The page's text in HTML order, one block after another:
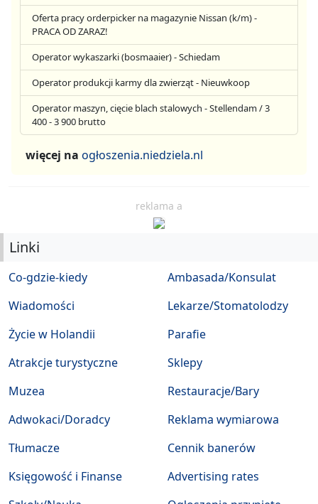
Oferta pracy orderpicker na magazynie Nissan (k/m) -
PRACA OD ZARAZ!
Operator wykaszarki (bosmaaier) - Schiedam
Operator produkcji karmy dla zwierząt - Nieuwkoop
Operator maszyn, cięcie blach stalowych - Stellendam / 3
400 - 3 900 brutto
więcej na ogłoszenia.niedziela.nl
reklama a
Linki
Co-gdzie-kiedy
Wiadomości
Życie w Holandii
Atrakcje turystyczne
Muzea
Ambasada/Konsulat
Lekarze/Stomatolodzy
Parafie
Sklepy
Restauracje/Bary
Adwokaci/Doradcy
Tłumacze
Księgowość i Finanse
Reklama wymiarowa
Cennik banerów
Advertising rates